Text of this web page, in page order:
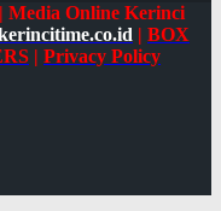
Media Online Kerinci
| BOX
| Privacy Policy